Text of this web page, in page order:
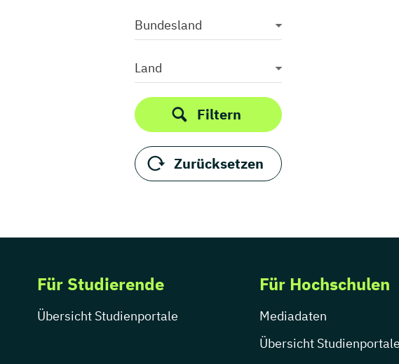
Kunstgeschichte
Medieninformatik
Medienkommunikation
Medienwirtschaft
Medienmanagement
Medienpädagogik
Medienproduktion
Medienpsychologie
Medienwissenschaft
Musik
Musikproduktion
Bundesland
Land
Filtern
Zurücksetzen
Für Studierende
Übersicht Studienportale
Für Hochschulen
Mediadaten
Übersicht Studienportale